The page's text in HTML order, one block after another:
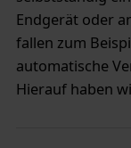
Endgerät oder
fallen zum
automatische
Hierauf haben